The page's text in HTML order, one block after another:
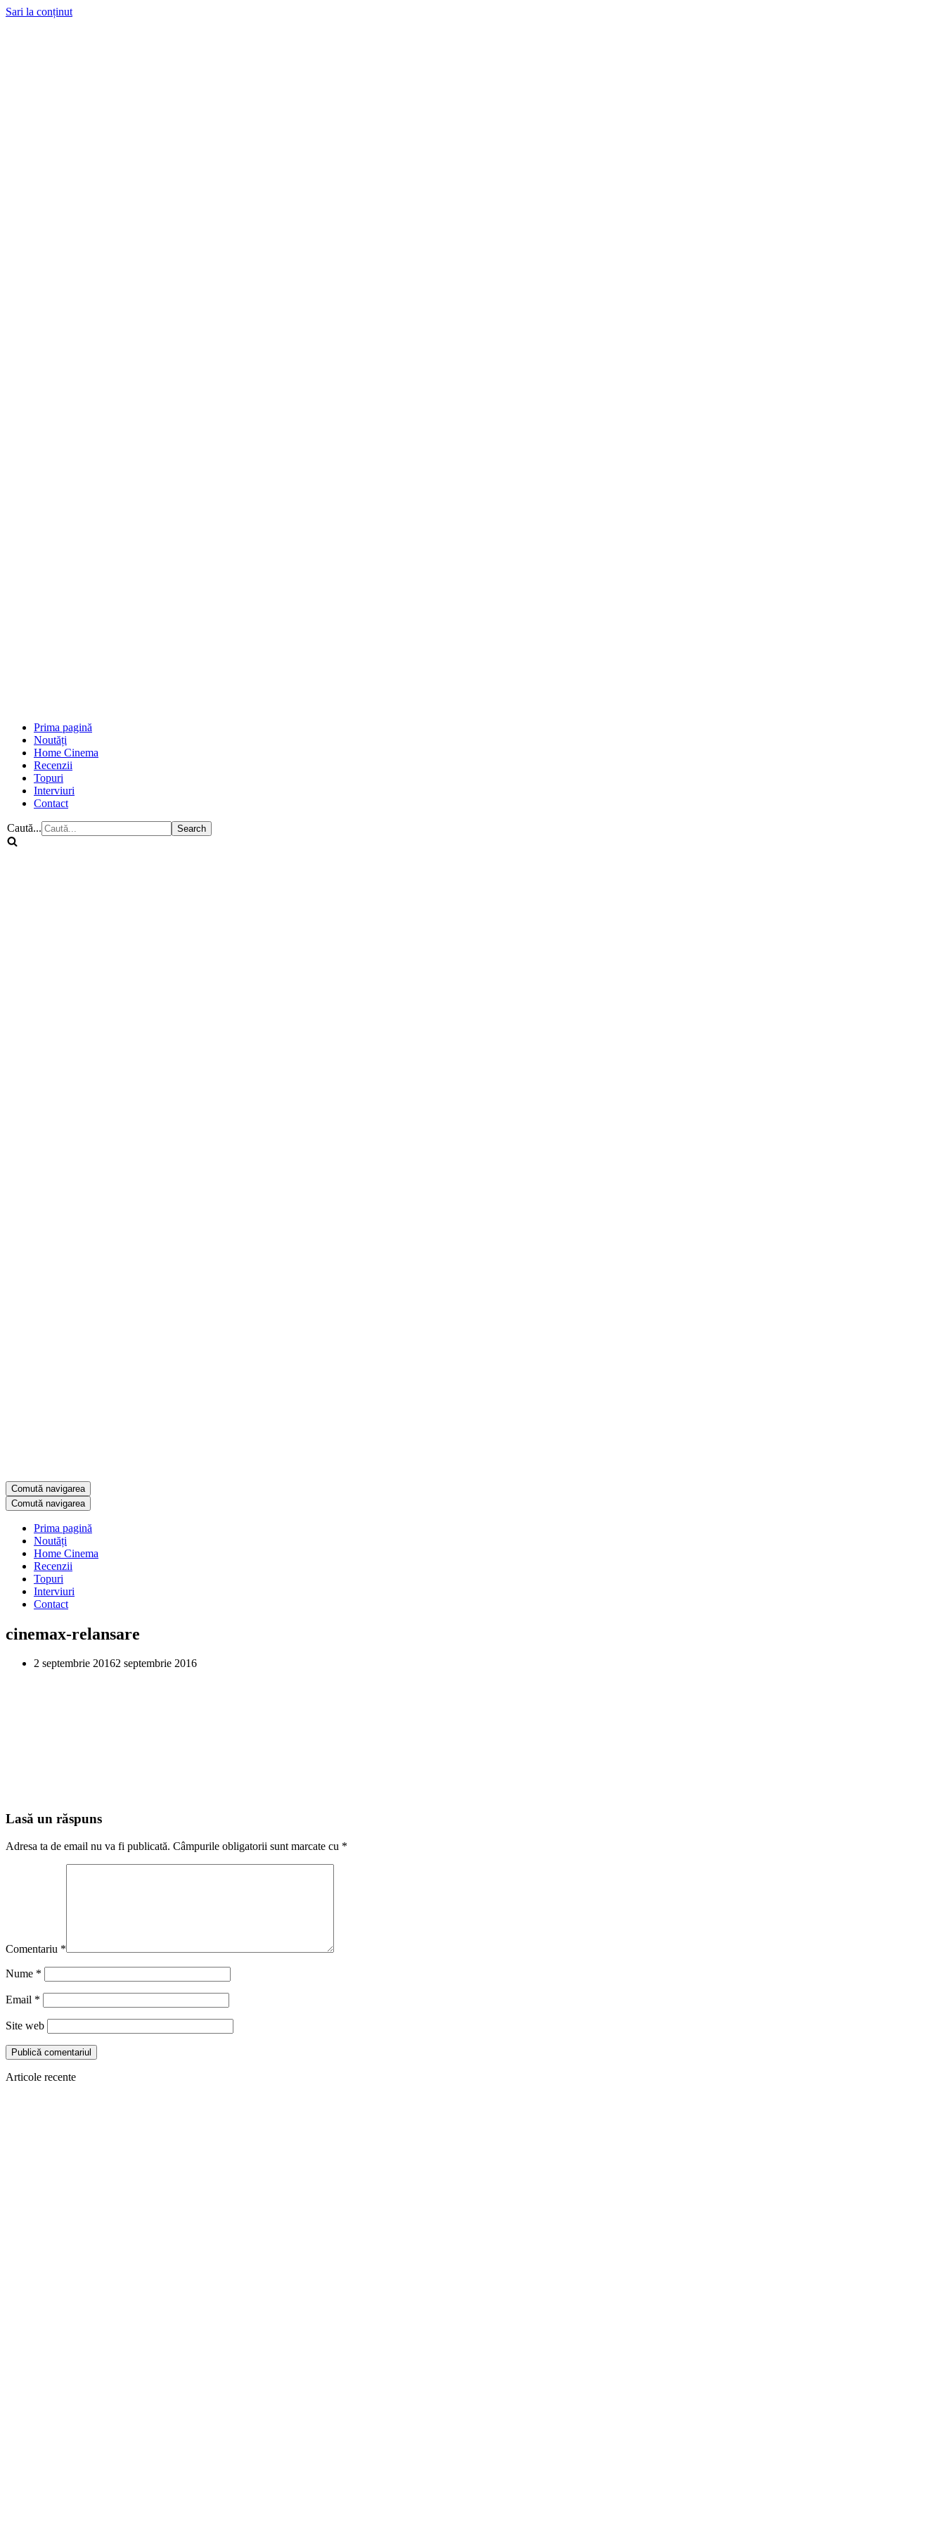
Sari la conținut
Prima pagină
Noutăți
Home Cinema
Recenzii
Topuri
Interviuri
Contact
Caută...
Comută navigarea
Comută navigarea
Prima pagină
Noutăți
Home Cinema
Recenzii
Topuri
Interviuri
Contact
cinemax-relansare
2 septembrie 20162 septembrie 2016
Lasă un răspuns
Adresa ta de email nu va fi publicată. Câmpurile obligatorii sunt marcate cu *
Comentariu *
Nume *
Email *
Site web
Articole recente